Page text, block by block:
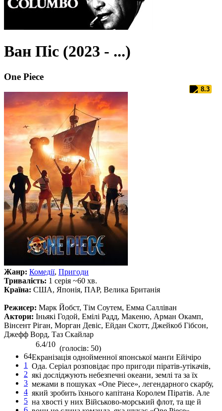
Ван Піс (2023 - ...)
One Piece
8.3
Жанр: Комедії, Пригоди
Тривалість: 1 серія ~60 хв.
Країна: США, Японія, ПАР, Велика Британія
Режисер: Марк Йобст, Тім Соутем, Емма Салліван
Актори: Іньякі Годой, Емілі Радд, Макеню, Арман Окамп,
Вінсент Ріган, Морган Девіс, Ейдан Скотт, Джейкоб Гібсон,
Джефф Ворд, Таз Скайлар
64
1
2
3
4
5
6.4/10 (голосів: 50)
Екранізація однойменної японської манґи Ейічіро
Ода. Серіал розповідає про пригоди піратів-утікачів,
які досліджують небезпечні океани, землі та за їх
межами в пошуках «One Piece», легендарного скарбу,
який зробить їхнього капітана Королем Піратів. Але
на хвості у них Військово-морський флот, та ще й